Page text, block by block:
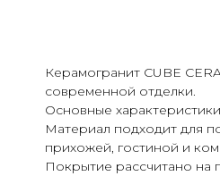
Керамогранит CUBE
современной отделки.
Основные
Материал подходит для
прихожей, гостиной и
Покрытие рассчитано на